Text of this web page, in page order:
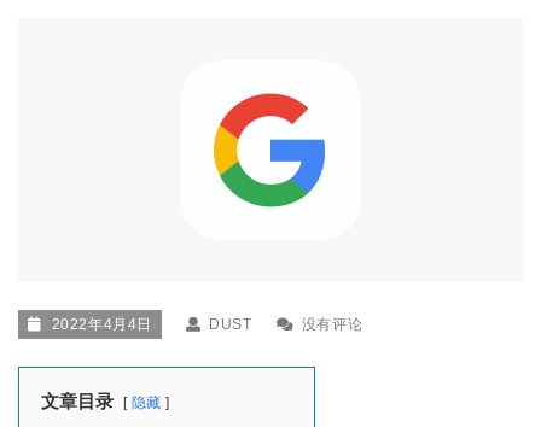
2022年4月4日 DUST 没有评论
文章目录 隐藏